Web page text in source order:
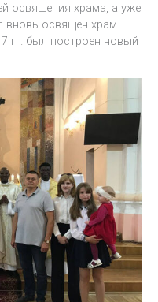
освящения храма, а уже
вновь освящен храм
гг. был построен новый